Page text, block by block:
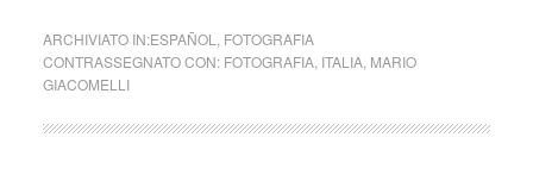
ARCHIVIATO IN:ESPAÑOL
FOTOGRAFIA
CONTRASSEGNATO CON: FOTOGRAFIA, ITALIA, MARIO
GIACOMELLI